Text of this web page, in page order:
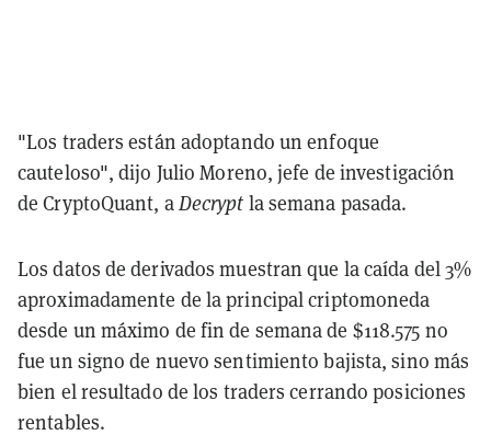
"Los traders están adoptando un enfoque
cauteloso", dijo Julio Moreno, jefe de investigación
de CryptoQuant, aDecrypt la semana pasada.
Los datos de derivados muestran que la caída del 3%
aproximadamente de la principal criptomoneda
desde un máximo de fin de semana de $118.575 no
fue un signo de nuevo sentimiento bajista, sino más
bien el resultado de los traders cerrando posiciones
rentables.